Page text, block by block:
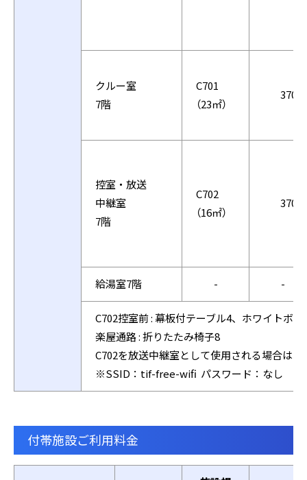
クルー室
7階
C701
（23㎡）
3701
控室・放送
中継室
7階
C702
（16㎡）
3702
給湯室7階 - -
C702控室前 : 幕板付テーブル4、ホワイトボー
楽屋通路 : 折りたたみ椅子8
C702を放送中継室として使用される場合は
※SSID：tif-free-wifi パスワード：なし
付帯施設ご利用料金